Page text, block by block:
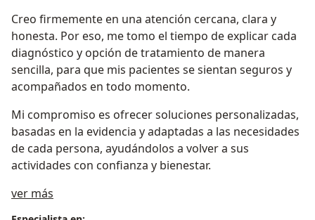
Creo firmemente en una atención cercana, clara y
honesta. Por eso, me tomo el tiempo de explicar cada
diagnóstico y opción de tratamiento de manera
sencilla, para que mis pacientes se sientan seguros y
acompañados en todo momento.
Mi compromiso es ofrecer soluciones personalizadas,
basadas en la evidencia y adaptadas a las necesidades
de cada persona, ayudándolos a volver a sus
actividades con confianza y bienestar.
ver más